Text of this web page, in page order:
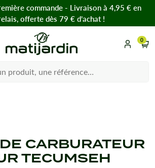
commande - Livraison à 4,95 € en
offerte dès 79 € d’achat !
0
CARBURATEUR
TECUMSEH